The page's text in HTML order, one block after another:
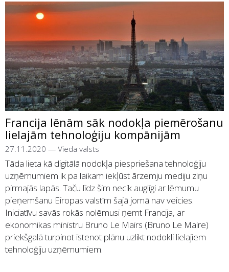
Francija lēnām sāk nodokļa piemērošanu
lielajām tehnoloģiju kompānijām
27.11.2020 — Vieda valsts
Tāda lieta kā digitālā nodokļa piespriešana tehnoloģiju
uzņēmumiem ik pa laikam iekļūst ārzemju mediju ziņu
pirmajās lapās. Taču līdz šim necik auglīgi ar lēmumu
pieņemšanu Eiropas valstīm šajā jomā nav veicies.
Iniciatīvu savās rokās nolēmusi ņemt Francija, ar
ekonomikas ministru Bruno Le Mairs (Bruno Le Maire)
priekšgalā turpinot īstenot plānu uzlikt nodokli lielajiem
tehnoloģiju uzņēmumiem.